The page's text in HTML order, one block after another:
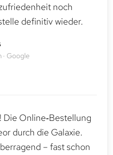
noch
definitiv wieder.
Google
Online‑Bestellung
durch die Galaxie.
– fast schon